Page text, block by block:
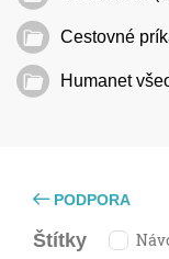
Cestovné
Humanet
PODPORA
Štítky